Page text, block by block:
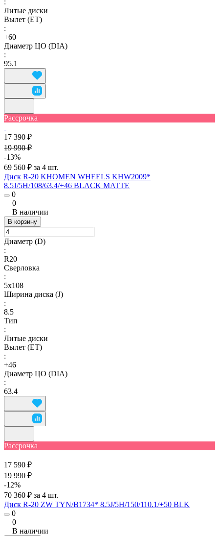
Литые диски
Вылет (ET)
:
+60
Диаметр ЦО (DIA)
:
95.1
Рассрочка
17 390 ₽
19 990 ₽
-13%
69 560 ₽ за 4 шт.
Диск R-20 KHOMEN WHEELS KHW2009*
8.5J/5H/108/63.4/+46 BLACK MATTE
0
0
В наличии
В корзину
Диаметр (D)
:
R20
Сверловка
:
5х108
Ширина диска (J)
:
8.5
Тип
:
Литые диски
Вылет (ET)
:
+46
Диаметр ЦО (DIA)
:
63.4
Рассрочка
17 590 ₽
19 990 ₽
-12%
70 360 ₽ за 4 шт.
Диск R-20 ZW TYN/B1734* 8.5J/5H/150/110.1/+50 BLK
0
0
В наличии